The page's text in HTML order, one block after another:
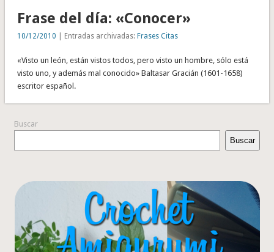
Frase del día: «Conocer»
10/12/2010 | Entradas archivadas: Frases Citas
«Visto un león, están vistos todos, pero visto un hombre, sólo está
visto uno, y además mal conocido» Baltasar Gracián (1601-1658)
escritor español.
Buscar
Buscar